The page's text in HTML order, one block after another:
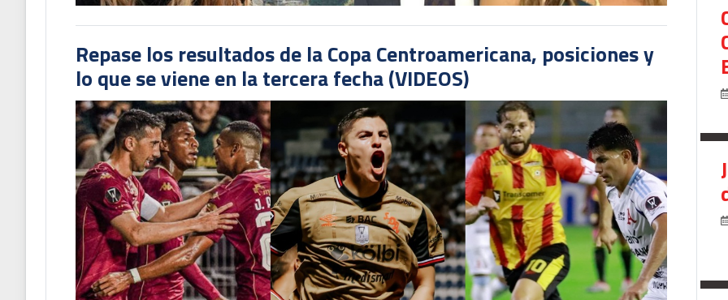
Repase los resultados de la Copa Centroamericana, posiciones y
lo que se viene en la tercera fecha (VIDEOS)